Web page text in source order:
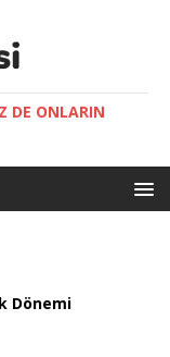
DE ONLARIN
Dönemi